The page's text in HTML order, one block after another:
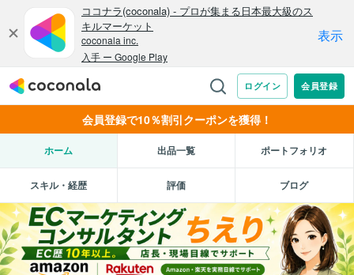
会員登録で10％割引クーポンを獲得！
ホーム 出品一覧 ポートフォリオ
スキル・経歴 評価 ブログ